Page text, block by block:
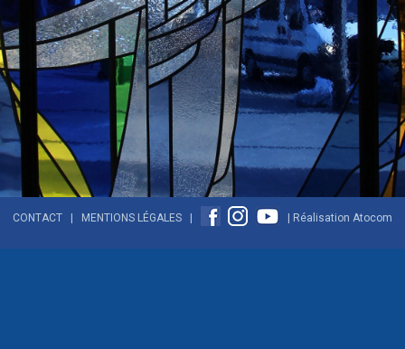
CONTACT | MENTIONS LÉGALES | | Réalisation Atocom